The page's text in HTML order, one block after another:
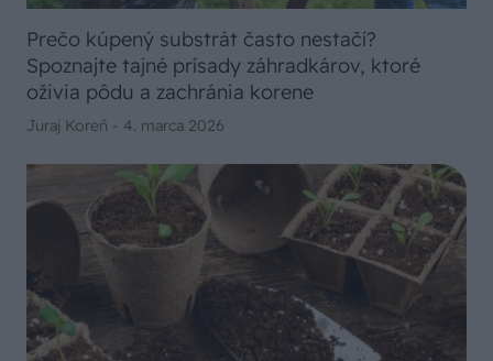
Prečo kúpený substrát často nestačí?
Spoznajte tajné prísady záhradkárov, ktoré
oživia pôdu a zachránia korene
Juraj Koreň - 4. marca 2026